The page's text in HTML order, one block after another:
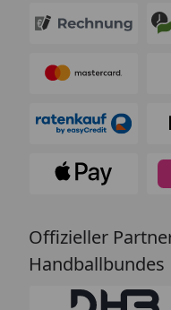
Offizieller
Handballbundes